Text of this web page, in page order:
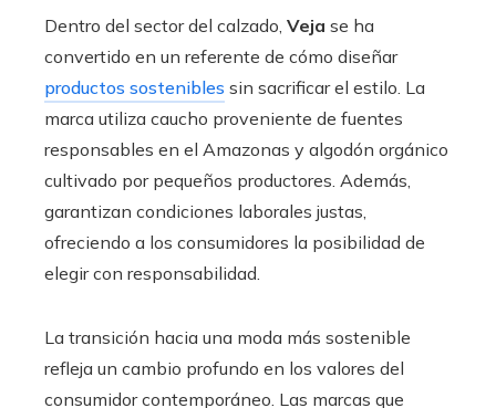
Dentro del sector del calzado, Veja se ha
convertido en un referente de cómo diseñar
productos sostenibles sin sacrificar el estilo. La
marca utiliza caucho proveniente de fuentes
responsables en el Amazonas y algodón orgánico
cultivado por pequeños productores. Además,
garantizan condiciones laborales justas,
ofreciendo a los consumidores la posibilidad de
elegir con responsabilidad.
La transición hacia una moda más sostenible
refleja un cambio profundo en los valores del
consumidor contemporáneo. Las marcas que